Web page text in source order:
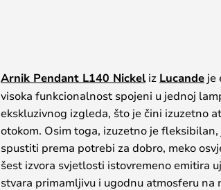
Arnik Pendant L140 Nickel iz Lucande je
visoka funkcionalnost spojeni u jednoj
ekskluzivnog izgleda, što je čini izuzetno
otokom. Osim toga, izuzetno je
spustiti prema potrebi za dobro, meko
šest izvora svjetlosti istovremeno emitira
stvara primamljivu i ugodnu atmosferu na